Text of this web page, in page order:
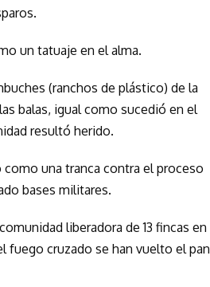
un tatuaje en el alma.
(ranchos de plástico) de la
balas, igual como sucedió en el
resultó herido.
una tranca contra el proceso
bases militares.
liberadora de 13 fincas en
fuego cruzado se han vuelto el pan